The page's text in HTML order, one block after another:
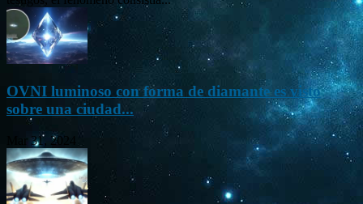
OVNI luminoso con forma de diamante es visto
sobre una ciudad...
Mar 31, 2024